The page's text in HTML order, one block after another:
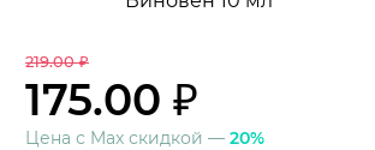
219.00 ₽
175.00 ₽
Цена с Max скидкой — 20%